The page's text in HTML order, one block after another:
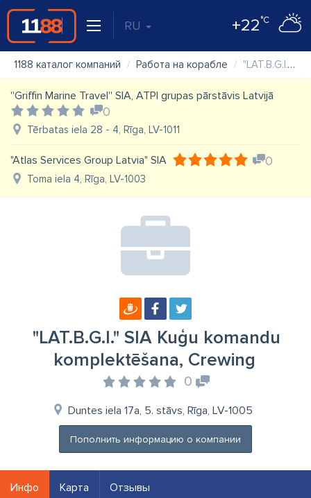
RU +22°C
1188 каталог компаний Работа на корабле "LAT.B.G.I." SIA Kuģu komandu komplektēšana, Crewing
''Griffin Marine Travel'' SIA, ATPI grupas pārstāvis Latvijā
0
Tērbatas iela 28 - 4, Rīga, LV-1011
"Atlas Services Group Latvia" SIA 0
Toma iela 4, Rīga, LV-1003
"LAT.B.G.I." SIA Kuģu komandu
komplektēšana, Crewing
0
Duntes iela 17a, 5. stāvs, Rīga, LV-1005
Пополнить информацию о компании
Инфо Карта Отзывы